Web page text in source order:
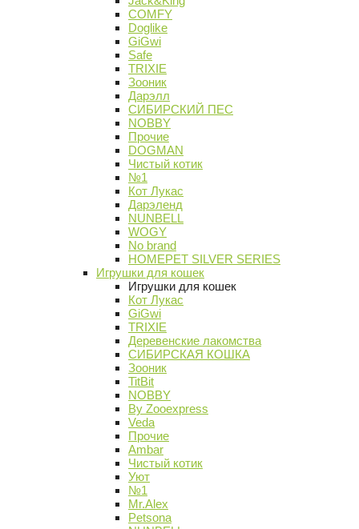
COMFY
Doglike
GiGwi
Safe
TRIXIE
Зооник
Дарэлл
СИБИРСКИЙ ПЕС
NOBBY
Прочие
DOGMAN
Чистый котик
№1
Кот Лукас
Дарэленд
NUNBELL
WOGY
No brand
HOMEPET SILVER SERIES
Игрушки для кошек
Игрушки для кошек
Кот Лукас
GiGwi
TRIXIE
Деревенские лакомства
СИБИРСКАЯ КОШКА
Зооник
TitBit
NOBBY
By Zooexpress
Veda
Прочие
Ambar
Чистый котик
Уют
№1
Mr.Alex
Petsona